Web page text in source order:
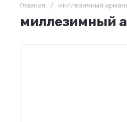
Главная / миллезимный
миллезимный